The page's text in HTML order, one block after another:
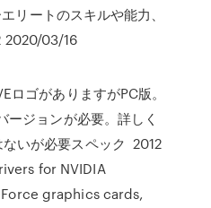
リートのスキルや能力、
2020/03/16
ゴがありますがPC版。
ジョンが必要。詳しく
いが必要スペック 2012
for NVIDIA
graphics cards,